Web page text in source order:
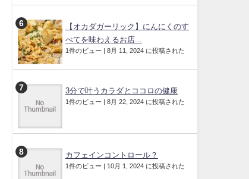
【オカダガーリック】にんにくのす
べてを味わえるお店...
1件のビュー | 8月 11, 2024 に投稿された
3分で叶うカラダとココロの健康
1件のビュー | 8月 22, 2024 に投稿された
カフェインコントロール？
1件のビュー | 10月 1, 2024 に投稿された